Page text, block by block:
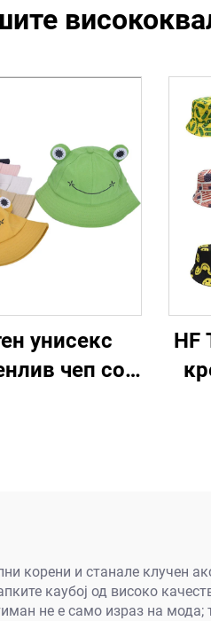
унисекс
чеп со
HF
корени и станале клучен
каубој од високо
не е само израз на мода;